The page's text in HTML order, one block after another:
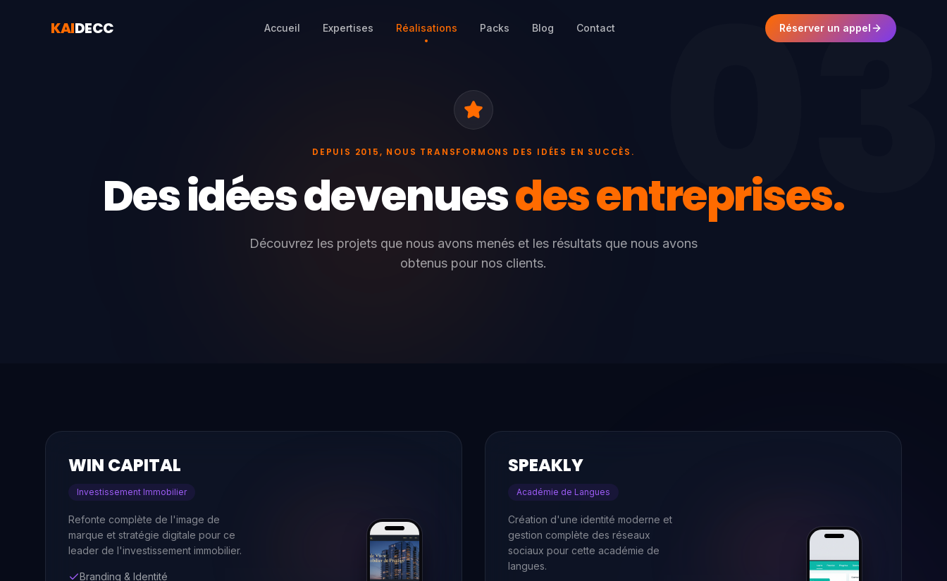
KAIDECC Accueil Expertises Réalisations Packs Blog Contact Réserver un appel
03
DEPUIS 2015, NOUS TRANSFORMONS DES IDÉES EN SUCCÈS.
Des idées devenuesdes entreprises.
Découvrez les projets que nous avons menés et les résultats que nous avons
obtenus pour nos clients.
WIN CAPITAL
Investissement Immobilier
Refonte complète de l'image de
marque et stratégie digitale pour ce
leader de l'investissement immobilier.
Branding & Identité
SPEAKLY
Académie de Langues
Création d'une identité moderne et
gestion complète des réseaux
sociaux pour cette académie de
langues.